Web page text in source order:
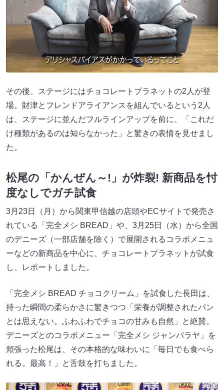
その後、ステージにはチョコレートプラネットの2人が登
場。財津とフレンドアライアンスを組んでいるという2人
は、ステージに並んだフルラインアップを前に、「これだ
け種類があるのは知らなかった」と驚きの表情を見せまし
た。
松尾の「かんぜん～!」が炸裂! 新商品を忖
度なしでガチ試食
3月23日（月）から関東甲信越の店頭やECサイトで発売さ
れている「完全メシ BREAD」や、3月25日（水）から全国
のデニーズ（一部店舗を除く）で展開されるコラボメニュ
ーなどの新商品を中心に、チョコレートプラネットが試食
し、レポートしました。
「完全メシ BREAD チョコクリーム」を試食した長田は、
持った瞬間の柔らかさに驚きつつ「栄養が調整されたパン
とは思えない。ふわふわでチョコの甘みも自然」と絶賛。
デニーズとのコラボメニュー「完全メシ ジャンバラヤ」を
頬張った松尾は、その本格的な味わいに「毎日でも食べら
れる。最高！」と舌鼓を打ちました。